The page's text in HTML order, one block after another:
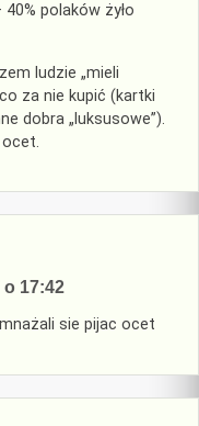
polaków żyło
ludzie „mieli
za nie kupić (kartki
dobra „luksusowe”).
ocet.
o 17:42
sie pijac ocet